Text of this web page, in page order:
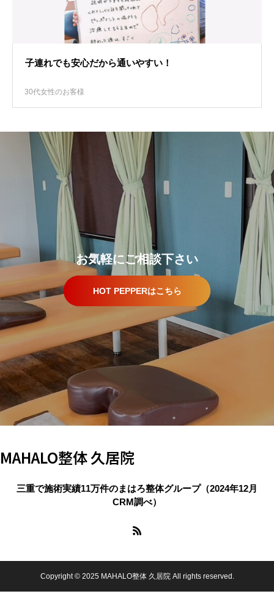
子連れでも安心だから通いやすい！
30代女性のお客様
お気軽にご相談下さい
HOT PEPPERはこちら
MAHALO整体 久居院
三重で施術実績11万件のまはろ整体グループ（2024年12月
CRM調べ）
Copyright © 2025 MAHALO整体 久居院 All rights reserved.